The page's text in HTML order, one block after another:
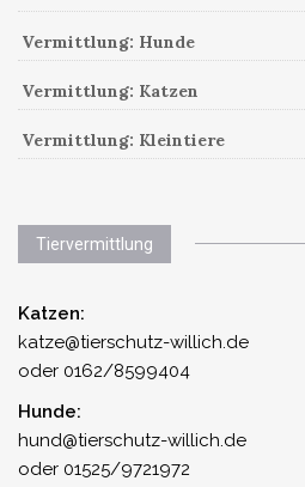
Vermittlung: Hunde
Vermittlung: Katzen
Vermittlung: Kleintiere
Tiervermittlung
Katzen:
katze@tierschutz-willich.de
oder 0162/8599404
Hunde:
hund@tierschutz-willich.de
oder 01525/9721972